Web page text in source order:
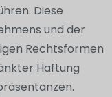
Diese
und der
Rechtsformen
Haftung